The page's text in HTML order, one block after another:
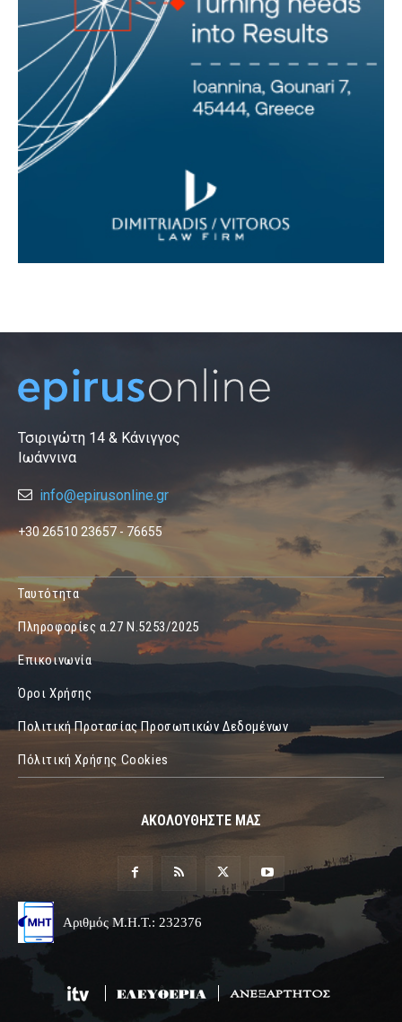
Τσιριγώτη 14 & Κάνιγγος
Ιωάννινα
info@epirusonline.gr
+30 26510 23657 - 76655
Ταυτότητα
Πληροφορίες α.27 Ν.5253/2025
Επικοινωνία
Όροι Χρήσης
Πολιτική Προτασίας Προσωπικών Δεδομένων
Πόλιτική Χρήσης Cookies
ΑΚΟΛΟΥΘΗΣΤΕ ΜΑΣ
Αριθμός Μ.Η.Τ.: 232376